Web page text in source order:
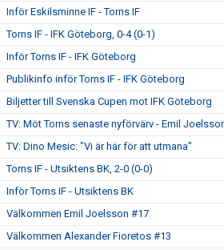
Inför Eskilsminne IF - Torns IF
Torns IF - IFK Göteborg, 0-4 (0-1)
Inför Torns IF - IFK Göteborg
Publikinfo inför Torns IF - IFK Göteborg
Biljetter till Svenska Cupen mot IFK Göteborg
TV: Möt Torns senaste nyförvärv - Emil
TV: Dino Mesic: "Vi är här för att utmana"
Torns IF - Utsiktens BK, 2-0 (0-0)
Inför Torns IF - Utsiktens BK
Välkommen Emil Joelsson #17
Välkommen Alexander Fioretos #13